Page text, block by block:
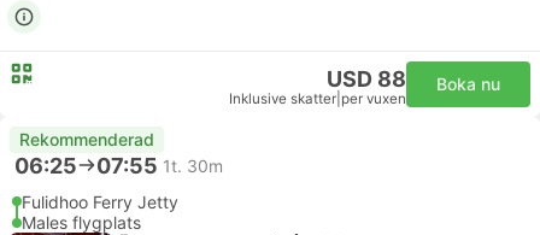
USD 88
Inklusive skatter per vuxen
Boka nu
Rekommenderad
06:25 07:55 1t. 30m
Fulidhoo Ferry Jetty
Males flygplats